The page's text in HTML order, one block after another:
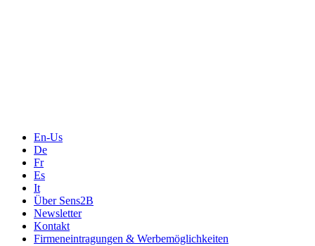
En-Us
De
Fr
Es
It
Über Sens2B
Newsletter
Kontakt
Firmeneintragungen & Werbemöglichkeiten